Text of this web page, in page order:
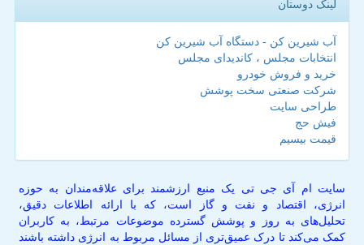
لینک دوستان
آب شیرین کن - دستگاه آب شیرین کن
انتخابات مجلس ، کاندیدای مجلس
خرید و فروش خودرو
شرکت صنعتی سخت پوشش
طراحی سایت
فیش حج
قیمت بیسیم
سایت ام آی جی تی یک منبع ارزشمند برای علاقه‌مندان به حوزه
انرژی، اقتصاد و نفت و گاز است، که با ارائه اطلاعات دقیق،
تحلیل‌های به روز و پوشش گسترده موضوعات مرتبط، به کاربران
کمک می‌کند تا درک عمیق‌تری از مسائل مربوط به انرژی داشته باشند